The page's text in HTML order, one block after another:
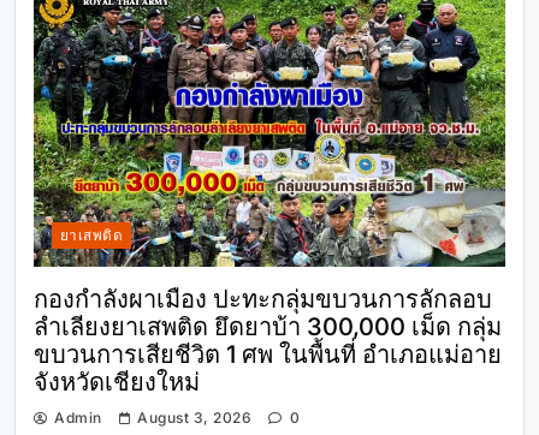
ยาเสพติด
กองกำลังผาเมือง ปะทะกลุ่มขบวนการลักลอบ
ลำเลียงยาเสพติด ยึดยาบ้า 300,000 เม็ด กลุ่ม
ขบวนการเสียชีวิต 1 ศพ ในพื้นที่ อำเภอแม่อาย
จังหวัดเชียงใหม่
Admin August 3, 2026 0